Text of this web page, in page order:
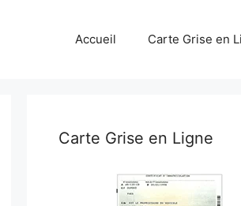
Accueil Carte Grise en
Carte Grise en Ligne